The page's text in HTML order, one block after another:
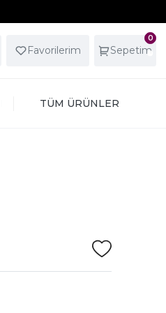
Favorilerim
0
Sepetim
TÜM ÜRÜNLER